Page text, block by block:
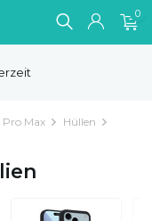
0
Pro Max
Hüllen